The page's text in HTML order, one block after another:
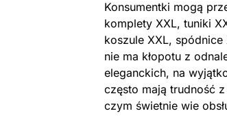
Konsumentki mogą
komplety XXL, tuniki
koszule XXL,
nie ma kłopotu z
eleganckich, na
często mają trudność
czym świetnie wie